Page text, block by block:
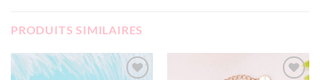
PRODUITS SIMILAIRES